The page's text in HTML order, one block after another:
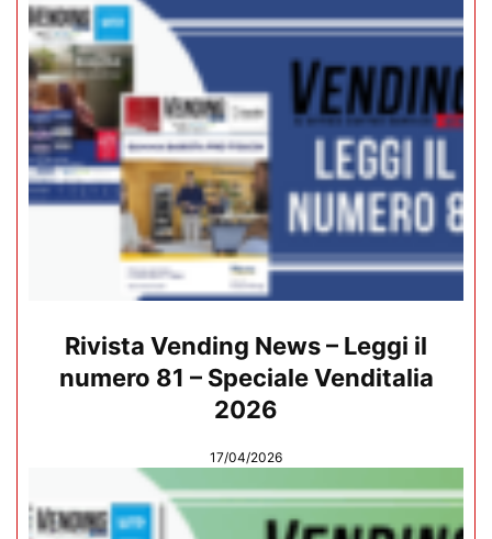
Rivista Vending News – Leggi il
numero 81 – Speciale Venditalia
2026
17/04/2026